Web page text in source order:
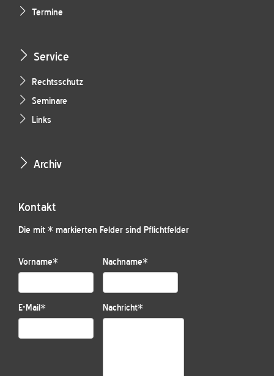
Termine
Service
Rechtsschutz
Seminare
Links
Archiv
Kontakt
Die mit * markierten Felder sind Pflichtfelder
Vorname* Nachname*
E-Mail* Nachricht*